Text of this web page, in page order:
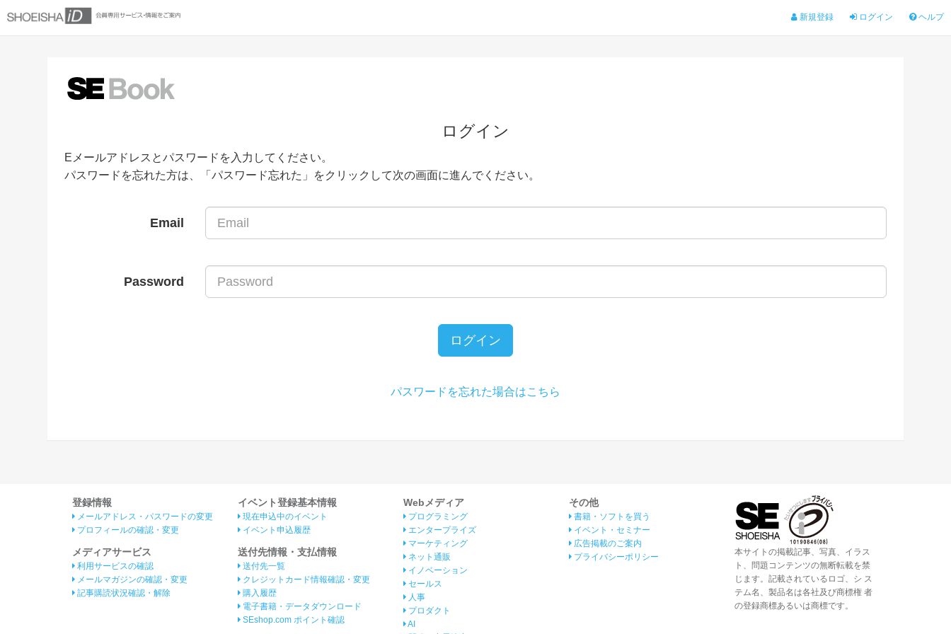
新規登録 ログイン ヘルプ
ログイン
Eメールアドレスとパスワードを入力してください。
パスワードを忘れた方は、「パスワード忘れた」をクリックして次の画面に進んでください。
Email
Password
ログイン
パスワードを忘れた場合はこちら
登録情報
メールアドレス・パスワードの変更
プロフィールの確認・変更
メディアサービス
利用サービスの確認
メールマガジンの確認・変更
記事購読状況確認・解除
イベント登録基本情報
現在申込中のイベント
イベント申込履歴
送付先情報・支払情報
送付先一覧
クレジットカード情報確認・変更
購入履歴
電子書籍・データダウンロード
SEshop.com ポイント確認
Webメディア
プログラミング
エンタープライズ
マーケティング
ネット通販
イノベーション
セールス
人事
プロダクト
AI
その他
書籍・ソフトを買う
イベント・セミナー
広告掲載のご案内
プライバシーポリシー
本サイトの掲載記事、写真、イラス
ト、問題コンテンツの無断転載を禁
じます。記載されているロゴ、シ ス
テム名、製品名は各社及び商標権 者
の登録商標あるいは商標です。